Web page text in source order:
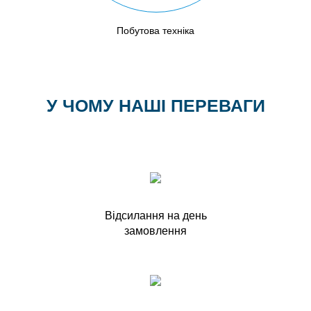
Побутова техніка
У ЧОМУ НАШІ ПЕРЕВАГИ
Відсилання на день
замовлення